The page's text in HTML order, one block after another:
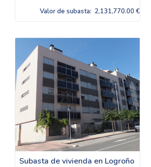
Valor de subasta: 2,131,770.00 €
Subasta de vivienda en Logroño